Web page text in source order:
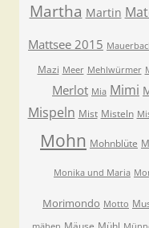
Martha Martin
Mattsee 2015
Mazi Meer Mehlwürmer
Merlot Mia Mimi
Mispeln Mist Misteln
Mohn Mohnblüte
Monika und Maria
Morimondo Motto